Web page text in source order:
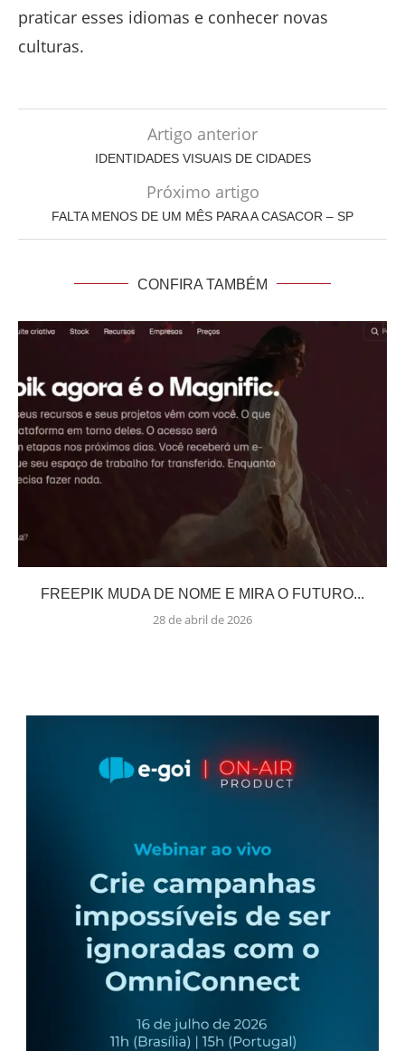
praticar esses idiomas e conhecer novas
culturas.
Artigo anterior
IDENTIDADES VISUAIS DE CIDADES
Próximo artigo
FALTA MENOS DE UM MÊS PARA A CASACOR – SP
CONFIRA TAMBÉM
FREEPIK MUDA DE NOME E MIRA O FUTURO...
28 de abril de 2026